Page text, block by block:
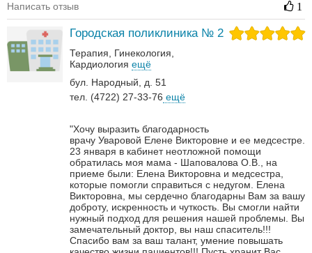
Написать отзыв 1
Городская поликлиника № 2
Терапия
Гинекология
Кардиология ещё
бул. Народный, д. 51
тел. (4722) 27-33-76 ещё
"Хочу выразить благодарность
врачу Уваровой Елене Викторовне и ее медсестре.
23 января в кабинет неотложной помощи
обратилась моя мама - Шаповалова О.В., на
приеме были: Елена Викторовна и медсестра,
которые помогли справиться с недугом. Елена
Викторовна, мы сердечно благодарны Вам за вашу
доброту, искренность и чуткость. Вы смогли найти
нужный подход для решения нашей проблемы. Вы
замечательный доктор, вы наш спаситель!!!
Спасибо вам за ваш талант, умение повышать